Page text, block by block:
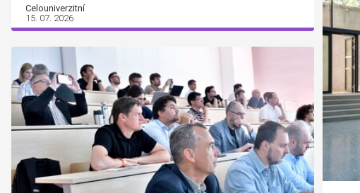
Celouniverzitní
15. 07. 2026